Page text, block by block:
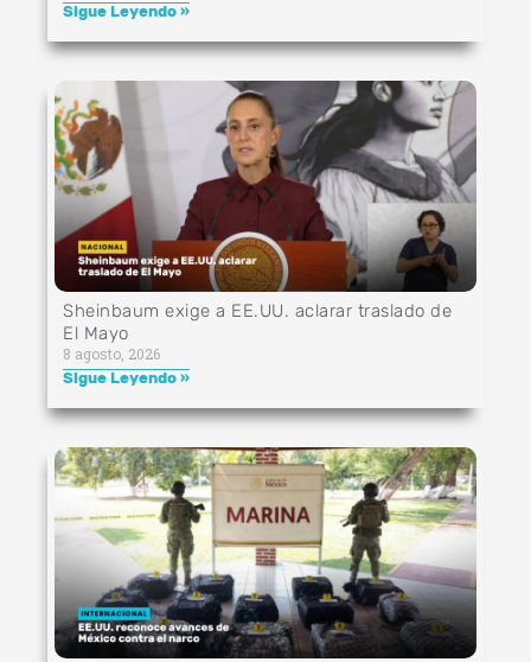
Sigue Leyendo »
Sheinbaum exige a EE.UU. aclarar traslado de
El Mayo
8 agosto, 2026
Sigue Leyendo »